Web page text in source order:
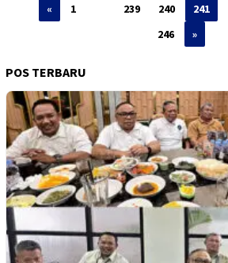
« 1 239 240 241
246
»
POS TERBARU